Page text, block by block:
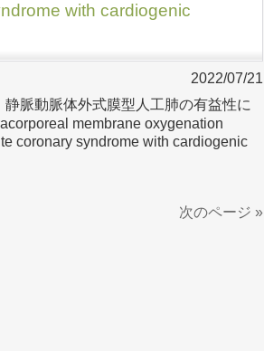
with cardiogenic
2022/07/21
脈動脈体外式膜型人工肺の有益性に
membrane oxygenation
coronary syndrome with cardiogenic
次のページ »